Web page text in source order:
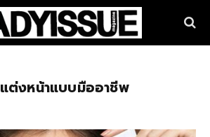
แต่งหน้าแบบมืออาชีพ